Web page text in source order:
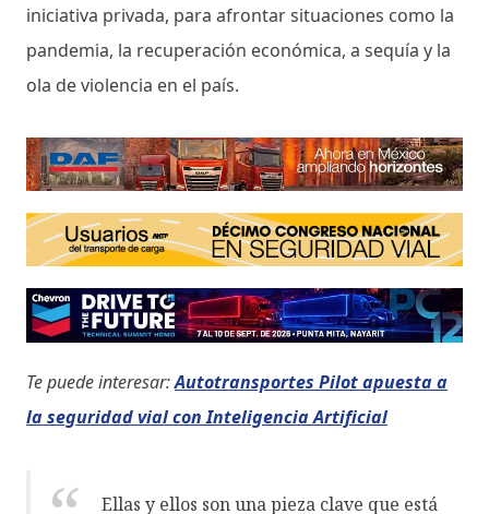
iniciativa privada, para afrontar situaciones como la
pandemia, la recuperación económica, a sequía y la
ola de violencia en el país.
Te puede interesar:Autotransportes Pilot apuesta a
la seguridad vial con Inteligencia Artificial
Ellas y ellos son una pieza clave que está